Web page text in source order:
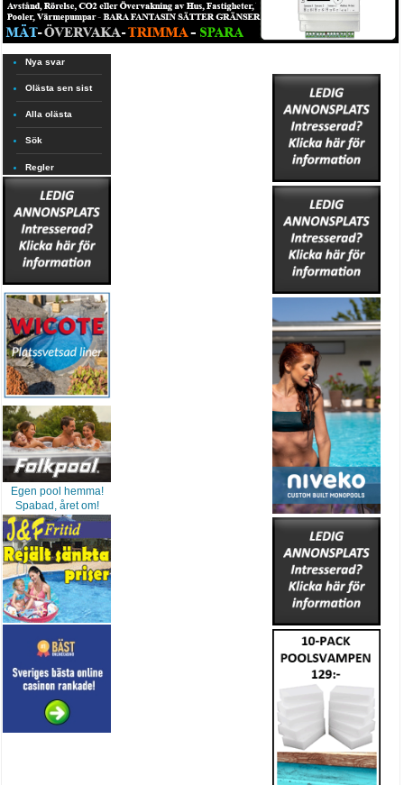
Nya svar
Olästa sen sist
Alla olästa
Sök
Regler
Egen pool hemma!
Spabad, året om!